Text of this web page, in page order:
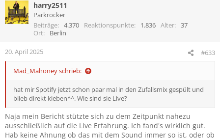
k
t
i
n
e
harry2511
Parkrocker
Beiträge
4.370 Reaktionspunkte 1.836 Alter
37
Ort
Berlin
20. April 2025 #633
Mad_Mahoney schrieb:
hat mir Spotify jetzt schon paar mal in den Zufallsmix gespült und
blieb direkt kleben^^. Wie sind sie Live?
Naja mein Bericht stützte sich zu dem Zeitpunkt nahezu
ausschließlich auf die Live Erfahrung. Ich fand's wirklich gut.
Hab keine Ahnung ob das mit dem Sound immer so ist, oder ob